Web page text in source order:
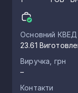
Основний КВЕД
23.61
Виручка, грн
–
Контакти